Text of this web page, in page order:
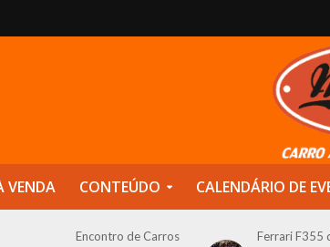
VENDA CONTEÚDO CALENDÁRIO DE
Encontro de Carros
Ferrari F355